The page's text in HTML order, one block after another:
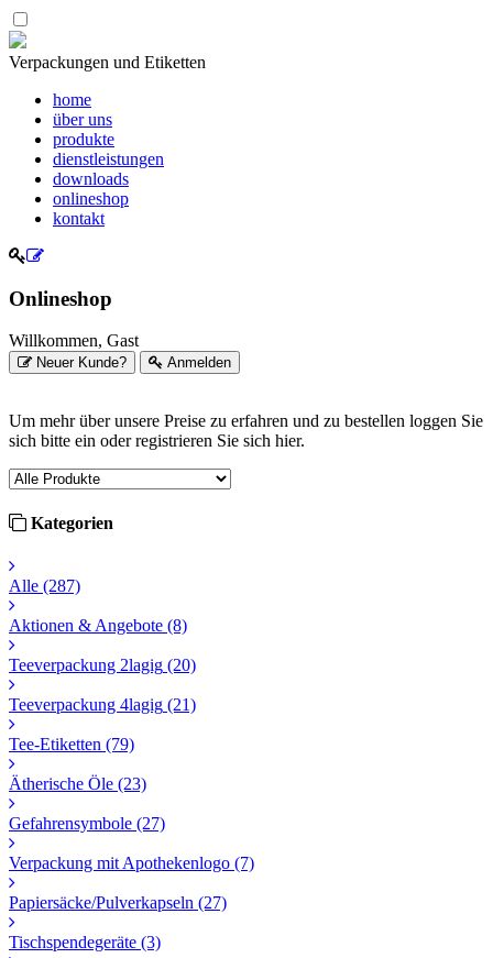
Verpackungen und Etiketten
home
über uns
produkte
dienstleistungen
downloads
onlineshop
kontakt
Onlineshop
Willkommen, Gast
Neuer Kunde? Anmelden
Um mehr über unsere Preise zu erfahren und zu bestellen loggen Sie
sich bitte ein oder registrieren Sie sich hier.
Kategorien
Alle (287)
Aktionen & Angebote (8)
Teeverpackung 2lagig (20)
Teeverpackung 4lagig (21)
Tee-Etiketten (79)
Ätherische Öle (23)
Gefahrensymbole (27)
Verpackung mit Apothekenlogo (7)
Papiersäcke/Pulverkapseln (27)
Tischspendegeräte (3)